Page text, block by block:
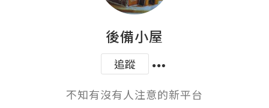
後備小屋
追蹤
不知有沒有人注意的新平台